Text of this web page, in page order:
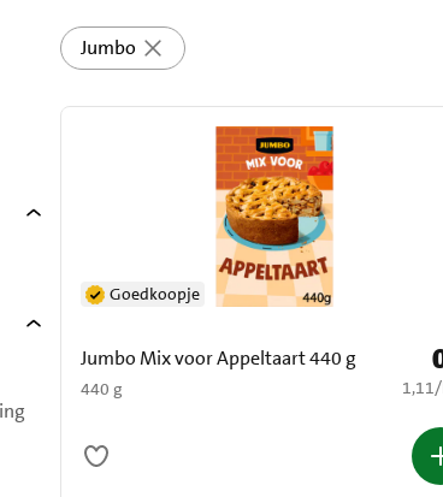
Jumbo
Jumbo Mix voor Appeltaart 440 g
440 g
Goedkoopje
€
1,11/